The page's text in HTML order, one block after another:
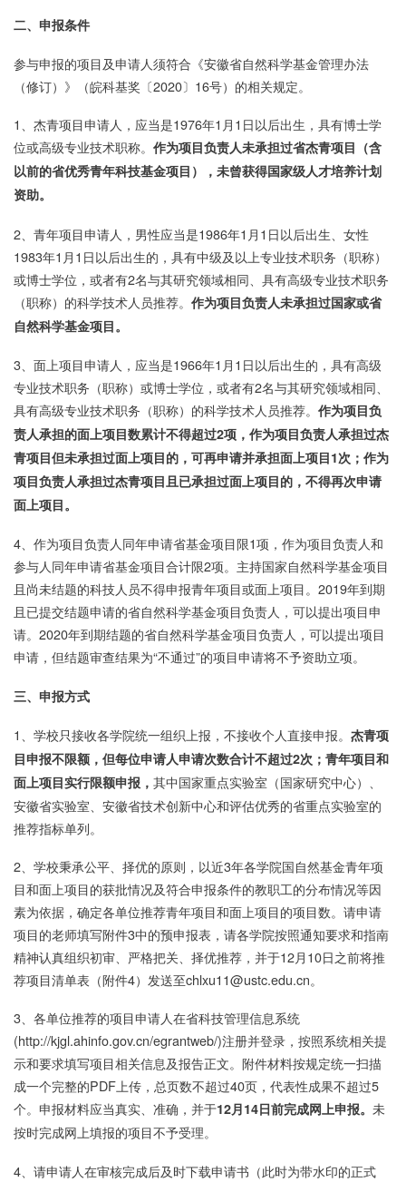
二、申报条件
参与申报的项目及申请人须符合《安徽省自然科学基金管理办法
（修订）》（皖科基奖〔2020〕16号）的相关规定。
1、杰青项目申请人，应当是1976年1月1日以后出生，具有博士学
位或高级专业技术职称。 作为项目负责人未承担过省杰青项目（含
以前的省优秀青年科技基金项目），未曾获得国家级人才培养计划
资助。
2、青年项目申请人，男性应当是1986年1月1日以后出生、女性
1983年1月1日以后出生的，具有中级及以上专业技术职务（职称）
或博士学位，或者有2名与其研究领域相同、具有高级专业技术职务
（职称）的科学技术人员推荐。 作为项目负责人未承担过国家或省
自然科学基金项目。
3、面上项目申请人，应当是1966年1月1日以后出生的，具有高级
专业技术职务（职称）或博士学位，或者有2名与其研究领域相同、
具有高级专业技术职务（职称）的科学技术人员推荐。 作为项目负
责人承担的面上项目数累计不得超过2项，作为项目负责人承担过杰
青项目但未承担过面上项目的，可再申请并承担面上项目1次；作为
项目负责人承担过杰青项目且已承担过面上项目的，不得再次申请
面上项目。
4、作为项目负责人同年申请省基金项目限1项，作为项目负责人和
参与人同年申请省基金项目合计限2项。主持国家自然科学基金项目
且尚未结题的科技人员不得申报青年项目或面上项目。2019年到期
且已提交结题申请的省自然科学基金项目负责人，可以提出项目申
请。2020年到期结题的省自然科学基金项目负责人，可以提出项目
申请，但结题审查结果为“不通过”的项目申请将不予资助立项。
三、申报方式
1、学校只接收各学院统一组织上报，不接收个人直接申报。 杰青项
目申报不限额，但每位申请人申请次数合计不超过2次；青年项目和
面上项目实行限额申报， 其中国家重点实验室（国家研究中心）、
安徽省实验室、安徽省技术创新中心和评估优秀的省重点实验室的
推荐指标单列。
2、学校秉承公平、择优的原则，以近3年各学院国自然基金青年项
目和面上项目的获批情况及符合申报条件的教职工的分布情况等因
素为依据，确定各单位推荐青年项目和面上项目的项目数。请申请
项目的老师填写附件3中的预申报表，请各学院按照通知要求和指南
精神认真组织初审、严格把关、择优推荐，并于12月10日之前将推
荐项目清单表（附件4）发送至chlxu11@ustc.edu.cn。
3、各单位推荐的项目申请人在省科技管理信息系统
(http://kjgl.ahinfo.gov.cn/egrantweb/)注册并登录，按照系统相关提
示和要求填写项目相关信息及报告正文。附件材料按规定统一扫描
成一个完整的PDF上传，总页数不超过40页，代表性成果不超过5
个。申报材料应当真实、准确，并于12月14日前完成网上申报。 未
按时完成网上填报的项目不予受理。
4、请申请人在审核完成后及时下载申请书（此时为带水印的正式